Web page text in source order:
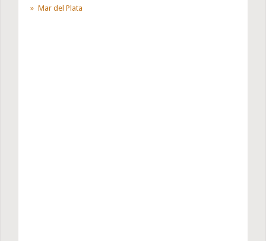
Mar del Plata